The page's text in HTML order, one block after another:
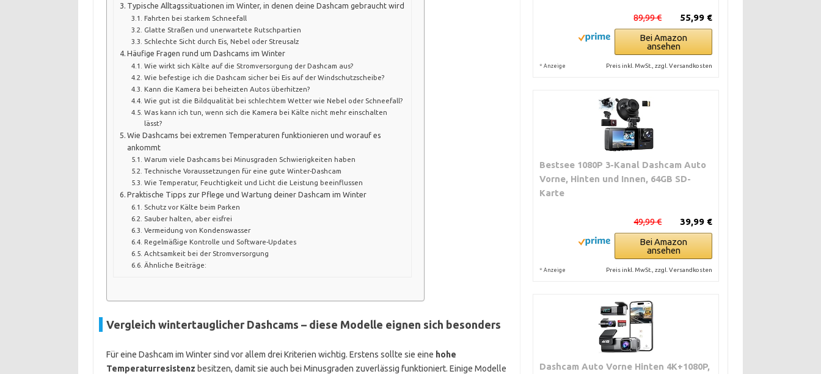
Typische Alltagssituationen im Winter, in denen deine Dashcam gebraucht wird
Fahrten bei starkem Schneefall
Glatte Straßen und unerwartete Rutschpartien
Schlechte Sicht durch Eis, Nebel oder Streusalz
Häufige Fragen rund um Dashcams im Winter
Wie wirkt sich Kälte auf die Stromversorgung der Dashcam aus?
Wie befestige ich die Dashcam sicher bei Eis auf der Windschutzscheibe?
Kann die Kamera bei beheizten Autos überhitzen?
Wie gut ist die Bildqualität bei schlechtem Wetter wie Nebel oder Schneefall?
Was kann ich tun, wenn sich die Kamera bei Kälte nicht mehr einschalten
lässt?
Wie Dashcams bei extremen Temperaturen funktionieren und worauf es
ankommt
Warum viele Dashcams bei Minusgraden Schwierigkeiten haben
Technische Voraussetzungen für eine gute Winter-Dashcam
Wie Temperatur, Feuchtigkeit und Licht die Leistung beeinflussen
Praktische Tipps zur Pflege und Wartung deiner Dashcam im Winter
Schutz vor Kälte beim Parken
Sauber halten, aber eisfrei
Vermeidung von Kondenswasser
Regelmäßige Kontrolle und Software-Updates
Achtsamkeit bei der Stromversorgung
Ähnliche Beiträge:
Vergleich wintertauglicher Dashcams – diese Modelle eignen sich besonders
Für eine Dashcam im Winter sind vor allem drei Kriterien wichtig. Erstens sollte sie eine hohe
Temperaturresistenz besitzen, damit sie auch bei Minusgraden zuverlässig funktioniert. Einige Modelle
55,99 €
89,99 €
Bei Amazon
ansehen
* Anzeige Preis inkl. MwSt., zzgl. Versandkosten
Bestsee 1080P 3-Kanal Dashcam Auto
Vorne, Hinten und Innen, 64GB SD-
Karte
39,99 €
49,99 €
Bei Amazon
ansehen
* Anzeige Preis inkl. MwSt., zzgl. Versandkosten
Dashcam Auto Vorne Hinten 4K+1080P,